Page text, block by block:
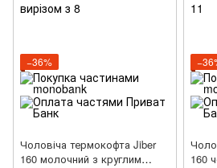
−36%
Чоловіча термокофта Jiber
160 молочний з круглим
160